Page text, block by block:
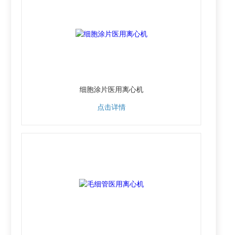
细胞涂片医用离心机
点击详情